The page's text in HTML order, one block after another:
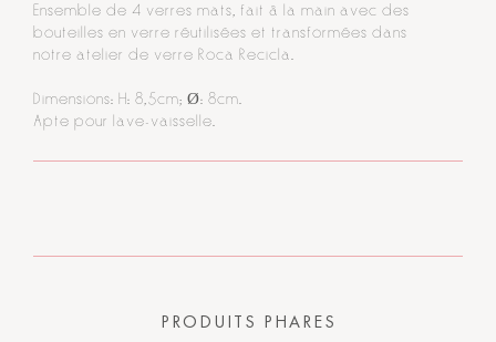
Ensemble de 4 verres mats, fait à la main avec des
bouteilles en verre réutilisées et transformées dans
notre atelier de verre Roca Recicla.
Dimensions: H: 8,5cm; Ø: 8cm.
Apte pour lave-vaisselle.
PRODUITS PHARES